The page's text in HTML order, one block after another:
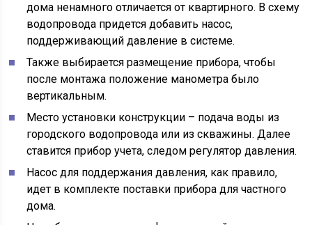
дома ненамного отличается от квартирного. В схему
водопровода придется добавить насос,
поддерживающий давление в системе.
Также выбирается размещение прибора, чтобы
после монтажа положение манометра было
вертикальным.
Место установки конструкции – подача воды из
городского водопровода или из скважины. Далее
ставится прибор учета, следом регулятор давления.
Насос для поддержания давления, как правило,
идет в комплекте поставки прибора для частного
дома.